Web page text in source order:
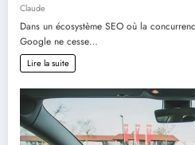
Claude
Dans un écosystème SEO où la
Google ne cesse…
Lire la suite